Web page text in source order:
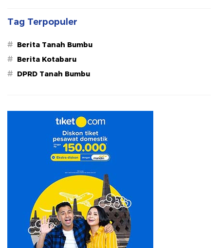
Tag Terpopuler
# Berita Tanah Bumbu
# Berita Kotabaru
# DPRD Tanah Bumbu